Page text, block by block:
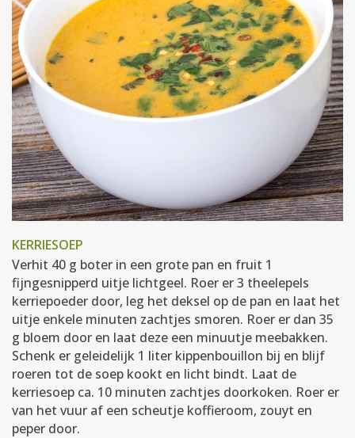
KERRIESOEP
Verhit 40 g boter in een grote pan en fruit 1
fijngesnipperd uitje lichtgeel. Roer er 3 theelepels
kerriepoeder door, leg het deksel op de pan en laat het
uitje enkele minuten zachtjes smoren. Roer er dan 35
g bloem door en laat deze een minuutje meebakken.
Schenk er geleidelijk 1 liter kippenbouillon bij en blijf
roeren tot de soep kookt en licht bindt. Laat de
kerriesoep ca. 10 minuten zachtjes doorkoken. Roer er
van het vuur af een scheutje koffieroom, zouyt en
peper door.